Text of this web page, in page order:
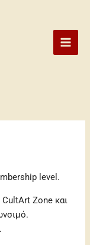
level.
Zone και